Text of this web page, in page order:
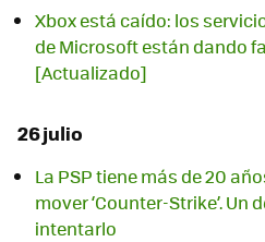
Xbox está caído: los
de Microsoft están dando
[Actualizado]
26 julio
La PSP tiene más de 20
mover ‘Counter-Strike’.
intentarlo